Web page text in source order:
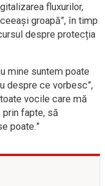
fluxurilor,
groapă”, în timp
despre protecția
mine suntem poate
despre ce vorbesc”,
vocile care mă
fapte, să
poate.”